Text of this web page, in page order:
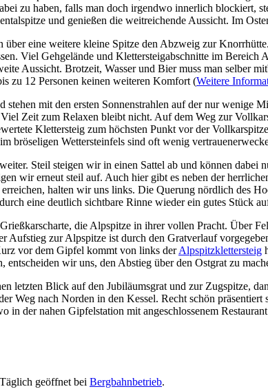
zu haben, falls man doch irgendwo innerlich blockiert,
und genießen die weitreichende Aussicht. Im
eine weitere kleine Spitze den Abzweig zur
Viel Gehgelände und Klettersteigabschnitte im
Aussicht. Brotzeit, Wasser und Bier muss man selber
zu 12 Personen keinen weiteren Komfort (Weitere
mit den ersten Sonnenstrahlen auf der nur wenige
Zeit zum Relaxen bleibt nicht. Auf dem Weg zur
Klettersteig zum höchsten Punkt vor der
bröseligen Wettersteinfels sind oft wenig
Steil steigen wir in einen Sattel ab und können
wir erneut steil auf. Auch hier gibt es neben der
halten wir uns links. Die Querung nördlich des
eine deutlich sichtbare Rinne wieder ein gutes Stück
die Alpspitze in ihrer vollen Pracht. Über
Aufstieg zur Alpspitze ist durch den Gratverlauf
vor dem Gipfel kommt von links derAlpspitzklettersteig
wir uns, den Abstieg über den Ostgrat zu
letzten Blick auf den Jubiläumsgrat und zur Zugspitze,
Weg nach Norden in den Kessel. Recht schön präsentiert
der nahen Gipfelstation mit angeschlossenem
geöffnet bei Bergbahnbetrieb.